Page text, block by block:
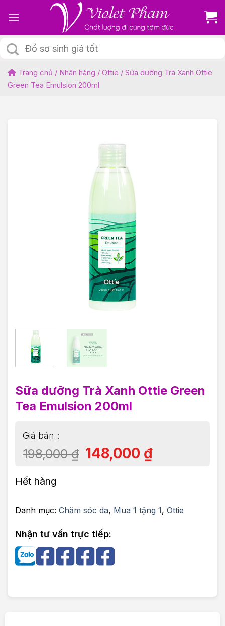
Tìm
kiếm:
Trang chủ / Nhãn hàng / Ottie / Sữa dưỡng Trà Xanh Ottie
Green Tea Emulsion 200ml
Sữa dưỡng Trà Xanh Ottie Green
Tea Emulsion 200ml
198,000₫ 148,000 ₫
Hết hàng
Danh mục: Chăm sóc da, Mua 1 tặng 1, Ottie
Nhận tư vấn trực tiếp: